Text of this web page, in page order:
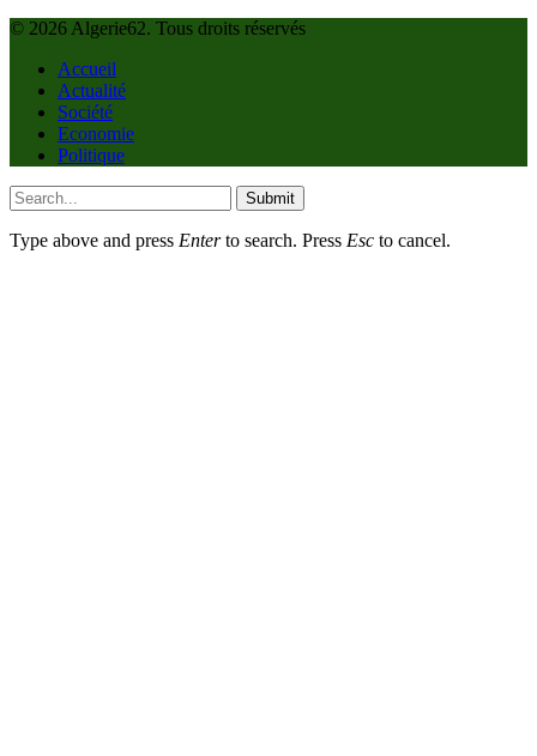
© 2026 Algerie62. Tous droits réservés
Accueil
Actualité
Société
Economie
Politique
Submit
Type above and press Enterto search. Press Esc to cancel.